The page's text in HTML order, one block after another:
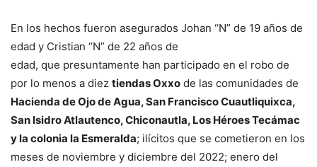
En los hechos fueron asegurados Johan “N” de 19 años de
edad y Cristian “N” de 22 años de
edad, que presuntamente han participado en el robo de
por lo menos a diez tiendas Oxxo de las comunidades de
Hacienda de Ojo de Agua, San Francisco Cuautliquixca,
San Isidro Atlautenco, Chiconautla, Los Héroes Tecámac
y la colonia la Esmeralda; ilícitos que se cometieron en los
meses de noviembre y diciembre del 2022; enero del